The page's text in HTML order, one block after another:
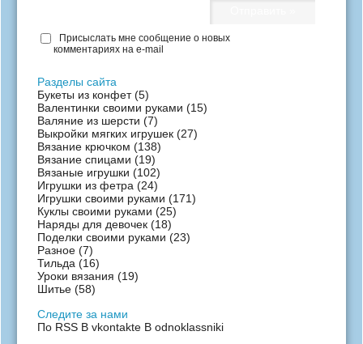
Присыслать мне сообщение о новых
комментариях на e-mail
Разделы сайта
Букеты из конфет(5)
Валентинки своими руками (15)
Валяние из шерсти (7)
Выкройки мягких игрушек (27)
Вязание крючком (138)
Вязание спицами (19)
Вязаные игрушки (102)
Игрушки из фетра (24)
Игрушки своими руками (171)
Куклы своими руками (25)
Наряды для девочек (18)
Поделки своими руками (23)
Разное (7)
Тильда (16)
Уроки вязания (19)
Шитье (58)
Следите за нами
По RSS В vkontakte В odnoklassniki